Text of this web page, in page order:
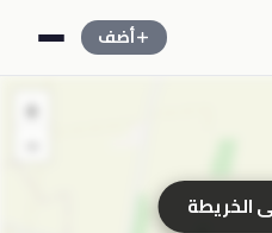
أضف
+
الخريطة